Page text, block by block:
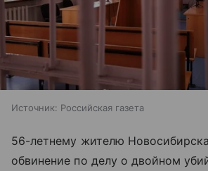
Источник: Российская газета
56-летнему жителю
обвинение по делу о двойном